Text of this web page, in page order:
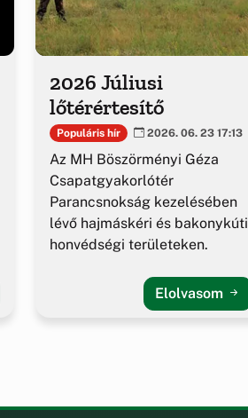
2026 Júliusi
lőtérértesítő
Populáris hír 2026. 06. 23 17:13
Az MH Böszörményi Géza
Csapatgyakorlótér
Parancsnokság kezelésében
lévő hajmáskéri és bakonykúti
honvédségi területeken.
Elolvasom